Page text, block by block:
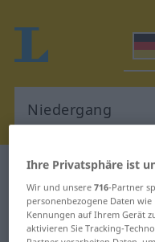
Deutsch-
Deutsch-
für
Ihre Privatsphäre ist
Wir und unsere716-Partner
personenbezogene Daten
Kennungen auf Ihrem Gerät
aktivieren Sie Tracking-